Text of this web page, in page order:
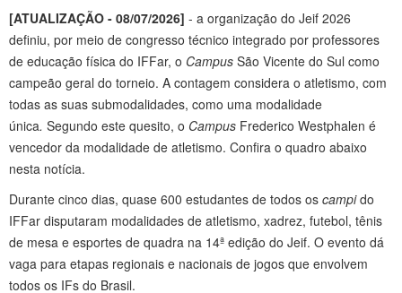
[ATUALIZAÇÃO - 08/07/2026] - a organização do Jeif 2026
definiu, por meio de congresso técnico integrado por professores
de educação física do IFFar, o Campus São Vicente do Sul como
campeão geral do torneio. A contagem considera o atletismo, com
todas as suas submodalidades, como uma modalidade
única. Segundo este quesito, o Campus Frederico Westphalen é
vencedor da modalidade de atletismo. Confira o quadro abaixo
nesta notícia.
Durante cinco dias, quase 600 estudantes de todos os campido
IFFar disputaram modalidades de atletismo, xadrez, futebol, tênis
de mesa e esportes de quadra na 14ª edição do Jeif. O evento dá
vaga para etapas regionais e nacionais de jogos que envolvem
todos os IFs do Brasil.